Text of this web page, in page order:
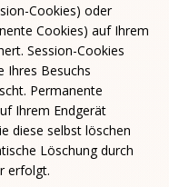
Cookies) oder
Cookies) auf Ihrem
Session-Cookies
Ihres Besuchs
Permanente
Ihrem Endgerät
diese selbst löschen
Löschung durch
erfolgt.